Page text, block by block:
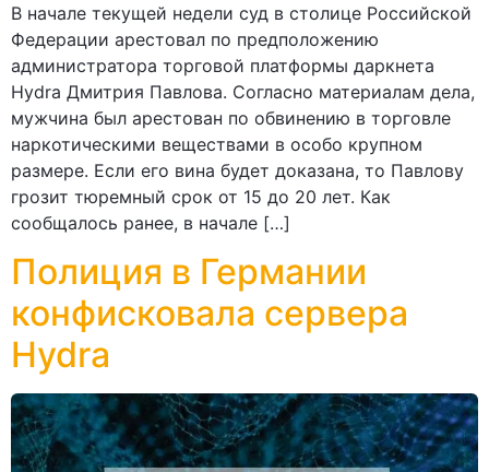
В начале текущей недели суд в столице Российской
Федерации арестовал по предположению
администратора торговой платформы даркнета
Hydra Дмитрия Павлова. Согласно материалам дела,
мужчина был арестован по обвинению в торговле
наркотическими веществами в особо крупном
размере. Если его вина будет доказана, то Павлову
грозит тюремный срок от 15 до 20 лет. Как
сообщалось ранее, в начале […]
Полиция в Германии
конфисковала сервера
Hydra